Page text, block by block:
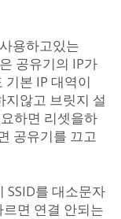
용하고있는
공유기의 IP가
본 IP 대역이
않고 브릿지 설
하면 리셋을하
공유기를 끄고
SSID를 대소문자
면 연결 안되는